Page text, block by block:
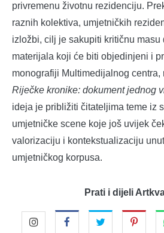
privremenu životnu rezidenciju.
raznih kolektiva, umjetničkih
izložbi, cilj je sakupiti kritičnu masu
materijala koji će biti objedinjeni i
monografiji Multimedijalnog centra,
Riječke kronike: dokument jednog
ideja je približiti čitateljima teme iz
umjetničke scene koje još uvijek
valorizaciju i kontekstualizaciju
umjetničkog korpusa.
Prati i dijeli